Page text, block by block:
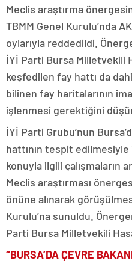
Meclis araştırma
TBMM Genel Kurulu’nda
oylarıyla reddedildi.
İYİ Parti Bursa Milletvekili
keşfedilen fay hattı da
bilinen fay haritalarının
işlenmesi gerektiğini
İYİ Parti Grubu’nun
hattının tespit
konuyla ilgili çalışmaların
Meclis araştırması
önüne alınarak
Kurulu’na sunuldu.
Parti Bursa Milletvekili
“BURSA’DA ÇEVRE